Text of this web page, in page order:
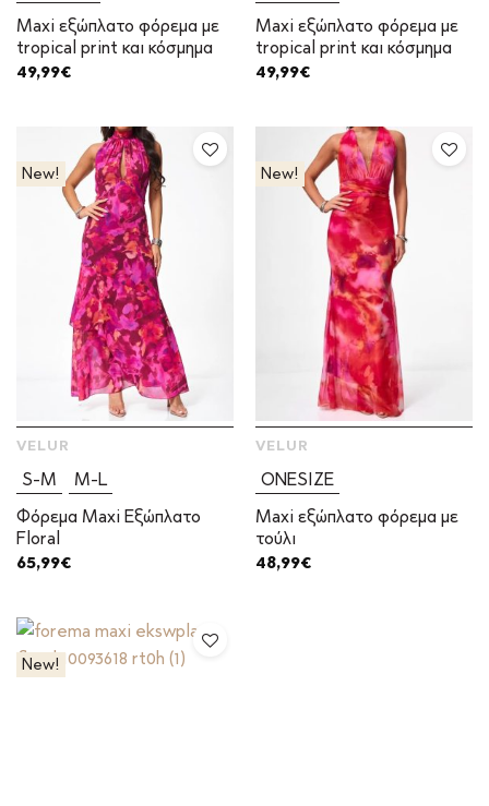
Maxi εξώπλατο φόρεμα με
tropical print και κόσμημα
49,99€
Maxi εξώπλατο φόρεμα με
tropical print και κόσμημα
49,99€
New!
S-M
M-L
Φόρεμα Maxi Εξώπλατο
Floral
VELUR
65,99€
New!
ONESIZE
Maxi εξώπλατο φόρεμα με
τούλι
VELUR
48,99€
New!